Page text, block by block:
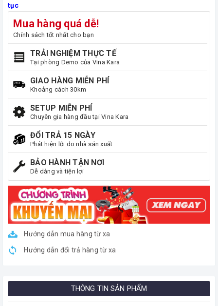
tục
Mua hàng quá dễ!
Chính sách tốt nhất cho bạn
TRẢI NGHIỆM THỰC TẾ
Tại phòng Demo của Vina Kara
GIAO HÀNG MIỄN PHÍ
Khoảng cách 30km
SETUP MIỄN PHÍ
Chuyên gia hàng đầu tại Vina Kara
ĐỔI TRẢ 15 NGÀY
Phát hiện lỗi do nhà sản xuất
BẢO HÀNH TẬN NƠI
Dễ dàng và tiện lợi
Hướng dẫn mua hàng từ xa
Hướng dẫn đổi trả hàng từ xa
THÔNG TIN SẢN PHẨM